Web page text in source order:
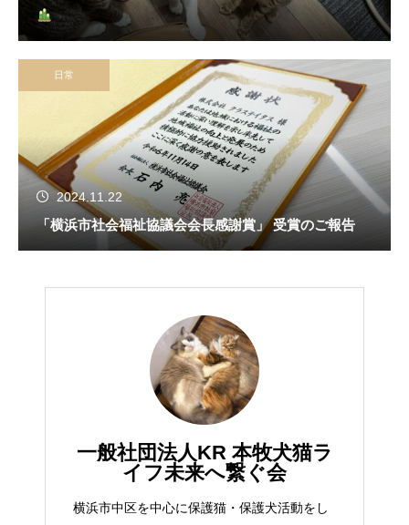
日常
2024.11.22
「横浜市社会福祉協議会会長感謝賞」 受賞のご報告
一般社団法人KR 本牧犬猫ラ
イフ未来へ繋ぐ会
横浜市中区を中心に保護猫・保護犬活動をし